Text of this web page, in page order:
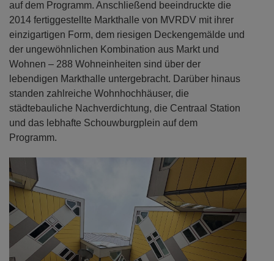
auf dem Programm. Anschließend beeindruckte die
2014 fertiggestellte Markthalle von MVRDV mit ihrer
einzigartigen Form, dem riesigen Deckengemälde und
der ungewöhnlichen Kombination aus Markt und
Wohnen – 288 Wohneinheiten sind über der
lebendigen Markthalle untergebracht. Darüber hinaus
standen zahlreiche Wohnhochhäuser, die
städtebauliche Nachverdichtung, die Centraal Station
und das lebhafte Schouwburgplein auf dem
Programm.
Previous Next